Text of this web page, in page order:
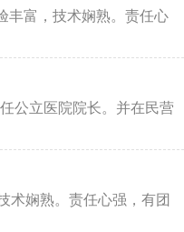
丰富，技术娴熟。责任心
公立医院院长。并在民营
术娴熟。责任心强，有团